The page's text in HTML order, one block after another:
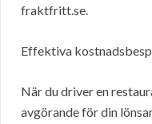
fraktfritt.se.
Effektiva
När du driver en
avgörande för din